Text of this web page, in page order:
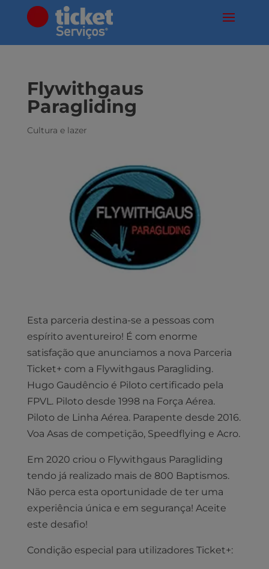
Flywithgaus
Paragliding
Cultura e lazer
Esta parceria destina-se a pessoas com
espírito aventureiro! É com enorme
satisfação que anunciamos a nova Parceria
Ticket+ com a Flywithgaus Paragliding.
Hugo Gaudêncio é Piloto certificado pela
FPVL. Piloto desde 1998 na Força Aérea.
Piloto de Linha Aérea. Parapente desde 2016.
Voa Asas de competição, Speedflying e Acro.
Em 2020 criou o Flywithgaus Paragliding
tendo já realizado mais de 800 Baptismos.
Não perca esta oportunidade de ter uma
experiência única e em segurança! Aceite
este desafio!
Condição especial para utilizadores Ticket+: